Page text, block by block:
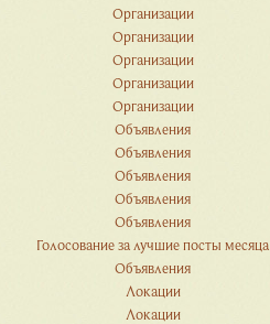
Организации
Организации
Организации
Организации
Организации
Объявления
Объявления
Объявления
Объявления
Объявления
Голосование за лучшие посты месяца
Объявления
Локации
Локации